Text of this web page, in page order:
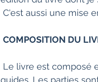
C'est aussi une mise
COMPOSITION DU
guides. Les parties